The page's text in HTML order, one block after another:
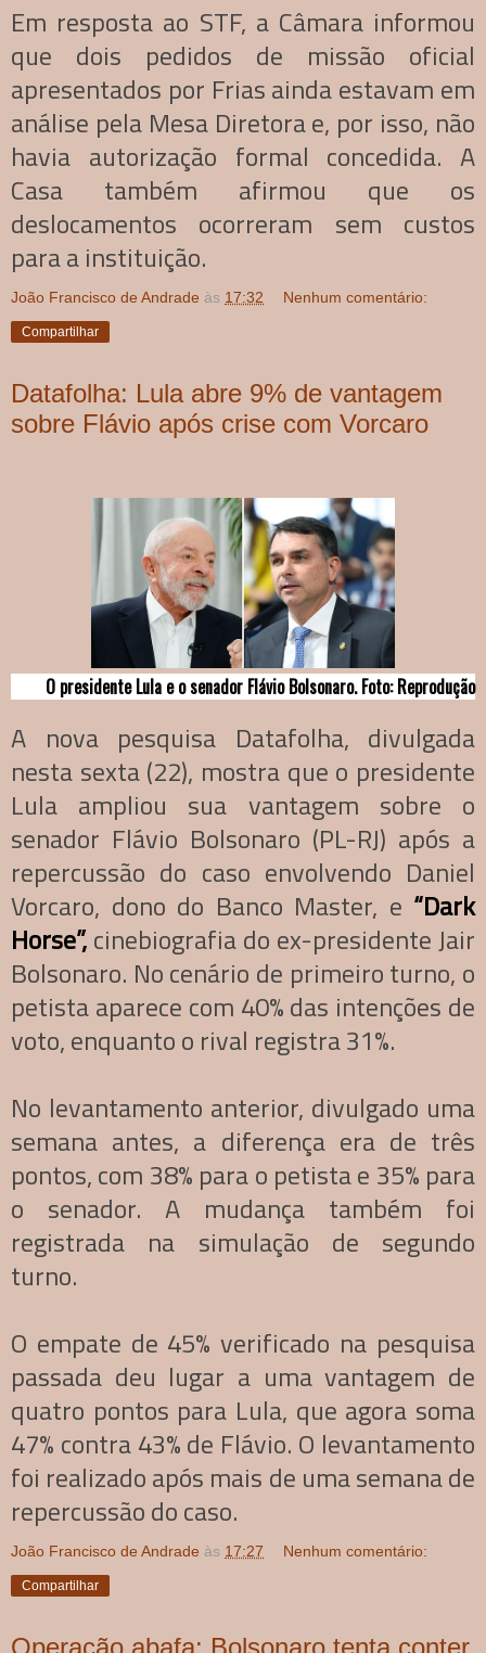
Em resposta ao STF, a Câmara informou
que dois pedidos de missão oficial
apresentados por Frias ainda estavam em
análise pela Mesa Diretora e, por isso, não
havia autorização formal concedida. A
Casa também afirmou que os
deslocamentos ocorreram sem custos
para a instituição.
João Francisco de Andrade às 17:32 Nenhum comentário:
Compartilhar
Datafolha: Lula abre 9% de vantagem
sobre Flávio após crise com Vorcaro
O presidente Lula e o senador Flávio Bolsonaro. Foto: Reprodução
A nova pesquisa Datafolha, divulgada
nesta sexta (22), mostra que o presidente
Lula ampliou sua vantagem sobre o
senador Flávio Bolsonaro (PL-RJ) após a
repercussão do caso envolvendo Daniel
Vorcaro, dono do Banco Master, e “Dark
Horse”,cinebiografia do ex-presidente Jair
Bolsonaro. No cenário de primeiro turno, o
petista aparece com 40% das intenções de
voto, enquanto o rival registra 31%.
No levantamento anterior, divulgado uma
semana antes, a diferença era de três
pontos, com 38% para o petista e 35% para
o senador. A mudança também foi
registrada na simulação de segundo
turno.
O empate de 45% verificado na pesquisa
passada deu lugar a uma vantagem de
quatro pontos para Lula, que agora soma
47% contra 43% de Flávio. O levantamento
foi realizado após mais de uma semana de
repercussão do caso.
João Francisco de Andrade às 17:27 Nenhum comentário:
Compartilhar